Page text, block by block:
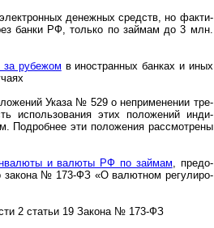
денеж­ных средств, но фак­ти­
банки РФ, только по займам до 3 млн.
за рубе­жом в ино­стран­ных банках и иных
Указа № 529 о непри­ме­нении тре­
исполь­зо­вания этих поло­жений инди­
Подроб­нее эти поло­жения рас­смот­рены
и валюты РФ по займам , предо­
закона № 173-ФЗ «О валют­ном регули­ро­
2 статьи 19 Закона № 173-ФЗ